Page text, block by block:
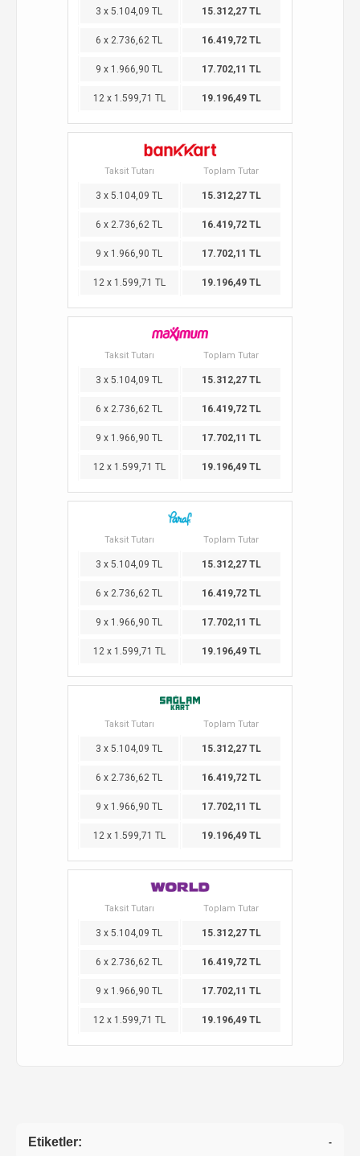
3 x 5.104,09 TL 15.312,27 TL
6 x 2.736,62 TL 16.419,72 TL
9 x 1.966,90 TL 17.702,11 TL
12 x 1.599,71 TL 19.196,49 TL
Taksit Tutarı Toplam Tutar
3 x 5.104,09 TL 15.312,27 TL
6 x 2.736,62 TL 16.419,72 TL
9 x 1.966,90 TL 17.702,11 TL
12 x 1.599,71 TL 19.196,49 TL
Taksit Tutarı Toplam Tutar
3 x 5.104,09 TL 15.312,27 TL
6 x 2.736,62 TL 16.419,72 TL
9 x 1.966,90 TL 17.702,11 TL
12 x 1.599,71 TL 19.196,49 TL
Taksit Tutarı Toplam Tutar
3 x 5.104,09 TL 15.312,27 TL
6 x 2.736,62 TL 16.419,72 TL
9 x 1.966,90 TL 17.702,11 TL
12 x 1.599,71 TL 19.196,49 TL
Taksit Tutarı Toplam Tutar
3 x 5.104,09 TL 15.312,27 TL
6 x 2.736,62 TL 16.419,72 TL
9 x 1.966,90 TL 17.702,11 TL
12 x 1.599,71 TL 19.196,49 TL
Taksit Tutarı Toplam Tutar
3 x 5.104,09 TL 15.312,27 TL
6 x 2.736,62 TL 16.419,72 TL
9 x 1.966,90 TL 17.702,11 TL
12 x 1.599,71 TL 19.196,49 TL
Etiketler: -